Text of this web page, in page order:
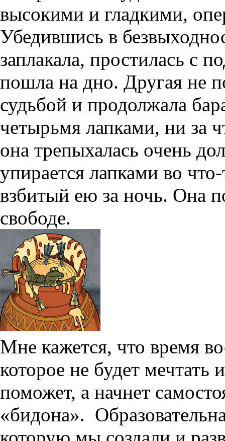
высокими и гладкими,
Убедившись в
заплакала, простилась с
пошла на дно. Другая не
судьбой и продолжала
четырьмя лапками, ни за
она трепыхалась очень
упирается лапками во
взбитый ею за ночь. Она
свободе.
Мне кажется, что время
которое не будет мечтать
поможет, а начнет
«бидона».